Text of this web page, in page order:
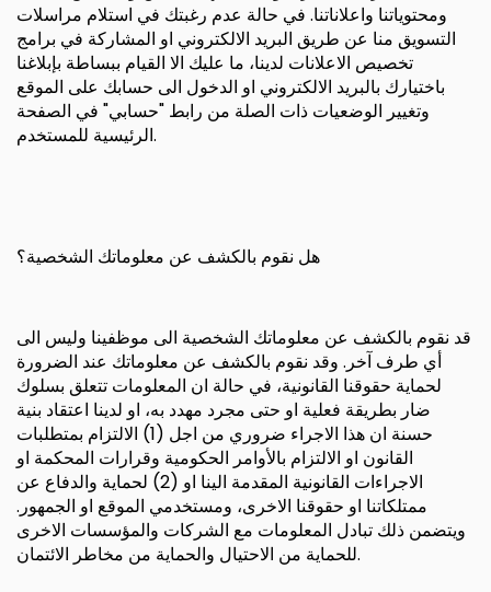
ومحتوياتنا واعلاناتنا. في حالة عدم رغبتك في استلام مراسلات
التسويق منا عن طريق البريد الالكتروني او المشاركة في برامج
تخصيص الاعلانات لدينا، ما عليك الا القيام ببساطة بإبلاغنا
باختيارك بالبريد الالكتروني او الدخول الى حسابك على الموقع
وتغيير الوضعيات ذات الصلة من رابط "حسابي" في الصفحة
الرئيسية للمستخدم.
هل نقوم بالكشف عن معلوماتك الشخصية؟
قد نقوم بالكشف عن معلوماتك الشخصية الى موظفينا وليس الى
أي طرف آخر. وقد نقوم بالكشف عن معلوماتك عند الضرورة
لحماية حقوقنا القانونية، في حالة ان المعلومات تتعلق بسلوك
ضار بطريقة فعلية او حتى مجرد مهدد به، او لدينا اعتقاد بنية
حسنة ان هذا الاجراء ضروري من اجل (1) الالتزام بمتطلبات
القانون او الالتزام بالأوامر الحكومية وقرارات المحكمة او
الاجراءات القانونية المقدمة الينا او (2) لحماية والدفاع عن
ممتلكاتنا او حقوقنا الاخرى، ومستخدمي الموقع او الجمهور.
ويتضمن ذلك تبادل المعلومات مع الشركات والمؤسسات الاخرى
للحماية من الاحتيال والحماية من مخاطر الائتمان.